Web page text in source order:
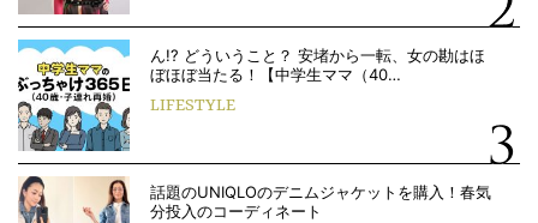
ん!? どういうこと？ 安堵から一転、女の勘はほ
ぼほぼ当たる！【中学生ママ（40…
LIFESTYLE
話題のUNIQLOのデニムジャケットを購入！春気
分投入のコーディネート